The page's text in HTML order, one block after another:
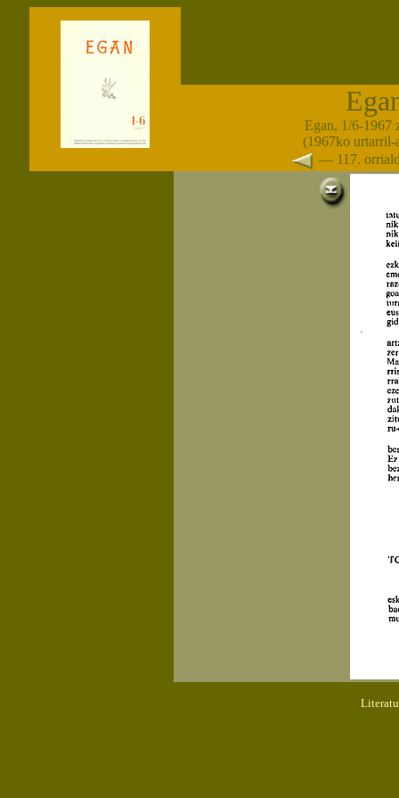
Egan, 1/6-1967
(1967ko urtarril-
— 117.